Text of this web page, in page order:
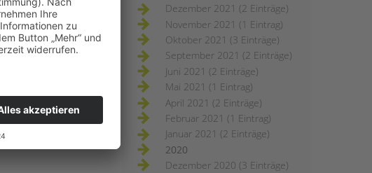
Dezember 2021 (2 Einträge)
November 2021 (1 Eintrag)
Oktober 2021 (3 Einträge)
September 2021 (2 Einträge)
Juni 2021 (2 Einträge)
Mai 2021 (1 Eintrag)
April 2021 (2 Einträge)
Februar 2021 (1 Eintrag)
Januar 2021 (2 Einträge)
2020
Dezember 2020 (3 Einträge)